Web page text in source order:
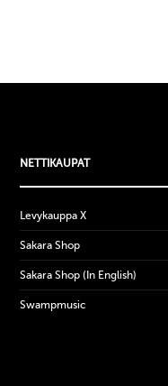
NETTIKAUPAT
Levykauppa X
Sakara Shop
Sakara Shop (In English)
Swampmusic